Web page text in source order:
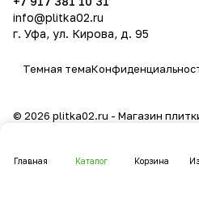
Главная Каталог Корзина
info@plitka02.ru
г. Уфа, ул. Кирова, д. 95
Темная тема
© 2026 plitka02.ru - Магазин